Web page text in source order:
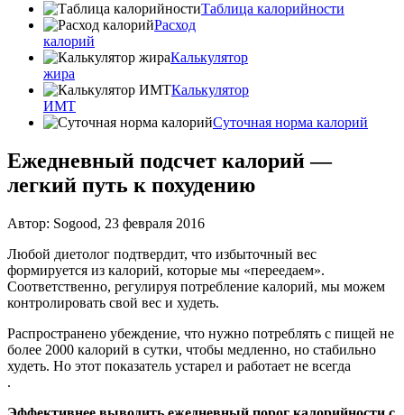
Таблица калорийности
Расход
калорий
Калькулятор
жира
Калькулятор
ИМТ
Суточная норма калорий
Ежедневный подсчет калорий —
легкий путь к похудению
Автор: Sogood, 23 февраля 2016
Любой диетолог подтвердит, что избыточный вес
формируется из калорий, которые мы «переедаем».
Соответственно, регулируя потребление калорий, мы можем
контролировать свой вес и худеть.
Распространено убеждение, что нужно потреблять с пищей не
более 2000 калорий в сутки, чтобы медленно, но стабильно
худеть. Но этот показатель устарел и работает не всегда
.